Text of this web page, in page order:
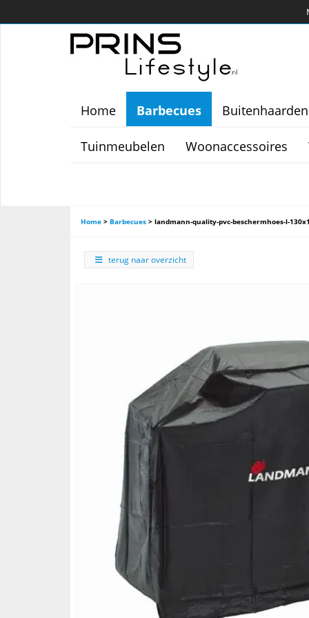
Home Barbecues Buitenhaarden
Tuinmeubelen Woonaccessoires
Home > Barbecues > landmann-quality-pvc-beschermhoes-l-
terug naar overzicht